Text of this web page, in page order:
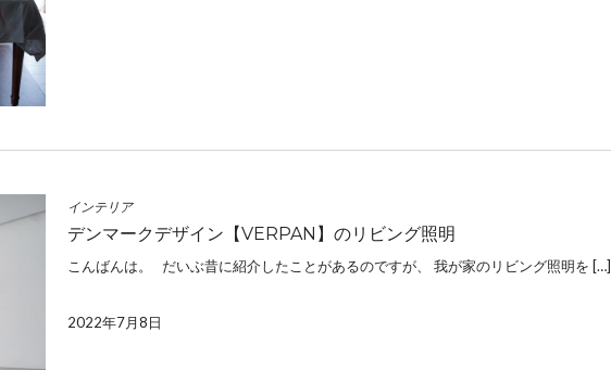
インテリア
デンマークデザイン【VERPAN】のリビング照明
こんばんは。 だいぶ昔に紹介したことがあるのですが、 我が家のリビング照明を […]
2022年7月8日